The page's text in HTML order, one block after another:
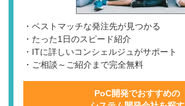
・ベストマッチな発注先が見つかる
・たった1日のスピード紹介
・ITに詳しいコンシェルジュがサポート
・ご相談～ご紹介まで完全無料
PoC開発でおすすめの